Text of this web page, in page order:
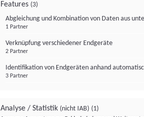
Features (3)
Abgleichung und Kombination von Daten aus
1 Partner
Verknüpfung verschiedener Endgeräte
2 Partner
Identifikation von Endgeräten anhand
3 Partner
Analyse / Statistik (nicht IAB) (1)